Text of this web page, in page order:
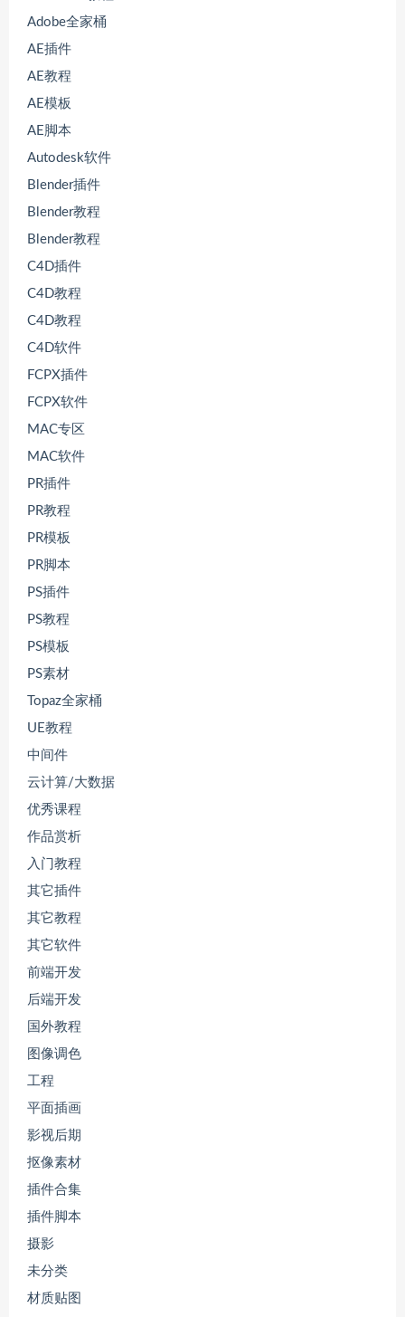
Adobe全家桶
AE插件
AE教程
AE模板
AE脚本
Autodesk软件
Blender插件
Blender教程
Blender教程
C4D插件
C4D教程
C4D教程
C4D软件
FCPX插件
FCPX软件
MAC专区
MAC软件
PR插件
PR教程
PR模板
PR脚本
PS插件
PS教程
PS模板
PS素材
Topaz全家桶
UE教程
中间件
云计算/大数据
优秀课程
作品赏析
入门教程
其它插件
其它教程
其它软件
前端开发
后端开发
国外教程
图像调色
工程
平面插画
影视后期
抠像素材
插件合集
插件脚本
摄影
未分类
材质贴图